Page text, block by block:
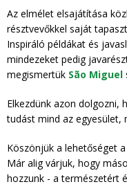
Az elmélet elsajátítása
résztvevőkkel saját
Inspiráló példákat és
mindezeket pedig
megismertük São Miguel
Elkezdünk azon dolgozni,
tudást mind az egyesület,
Köszönjük a lehetőséget
Már alig várjuk, hogy
hozzunk - a természetért